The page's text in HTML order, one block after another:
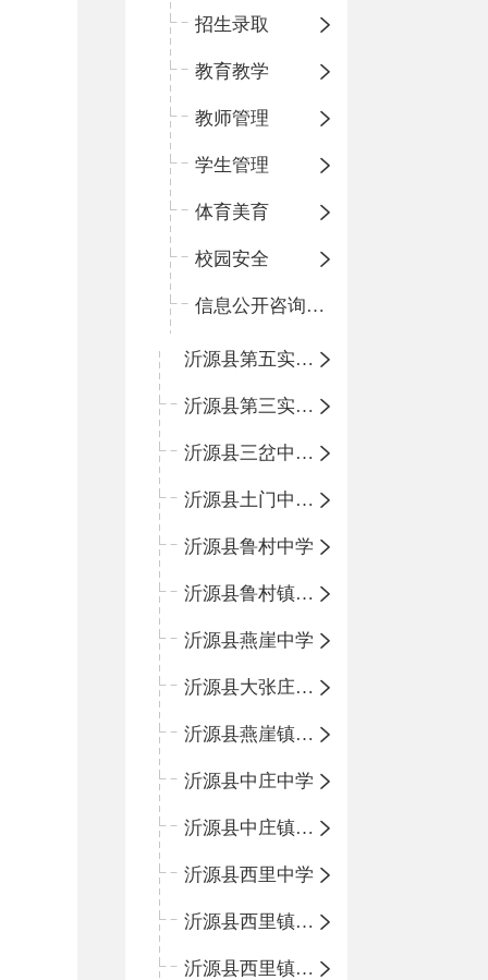
招生录取
教育教学
教师管理
学生管理
体育美育
校园安全
信息公开咨询指南
沂源县第五实验小学
沂源县第三实验小学
沂源县三岔中心学校
沂源县土门中心学校
沂源县鲁村中学
沂源县鲁村镇中心小学
沂源县燕崖中学
沂源县大张庄中心学校
沂源县燕崖镇中心小学
沂源县中庄中学
沂源县中庄镇中心小学
沂源县西里中学
沂源县西里镇中心小学
沂源县西里镇柳枝峪回民小学